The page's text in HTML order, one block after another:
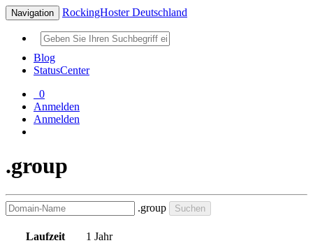
Navigation RockingHoster Deutschland
Blog
StatusCenter
0
Anmelden
Anmelden
.group
.group Suchen
Laufzeit
1 Jahr